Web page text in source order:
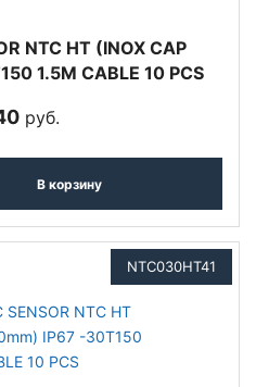
NTC HT (INOX CAP
1.5M CABLE 10 PCS
руб.
В корзину
NTC030HT41